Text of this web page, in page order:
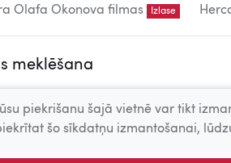
Olafa Okonova filmas Izlase
meklēšana
piekrišanu šajā vietnē var tikt
šo sīkdatņu izmantošanai,